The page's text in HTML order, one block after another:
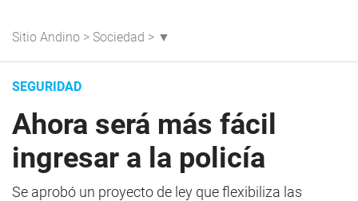
Sitio Andino > Sociedad > ▼
SEGURIDAD
Ahora será más fácil
ingresar a la policía
Se aprobó un proyecto de ley que flexibiliza las